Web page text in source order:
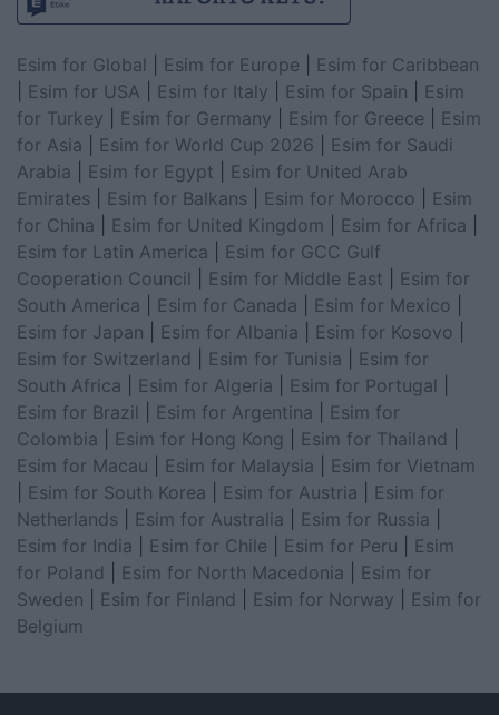
Esim for Global Esim for Europe
Esim for Caribbean
Esim for USA Esim for Italy Esim for Spain
Esim
for Turkey
Esim for Germany Esim for Greece
Esim
for Asia
Esim for World Cup 2026
Esim for Saudi
Arabia
Esim for Egypt
Esim for United Arab
Emirates
Esim for Balkans Esim for Morocco
Esim
for China
Esim for United Kingdom Esim for Africa
Esim for Latin America
Esim for GCC Gulf
Cooperation Council
Esim for Middle East
Esim for
South America
Esim for Canada Esim for Mexico
Esim for Japan
Esim for Albania Esim for Kosovo
Esim for Switzerland
Esim for Tunisia
Esim for
South Africa
Esim for Algeria Esim for Portugal
Esim for Brazil
Esim for Argentina
Esim for
Colombia
Esim for Hong Kong Esim for Thailand
Esim for Macau
Esim for Malaysia
Esim for Vietnam
Esim for South Korea Esim for Austria
Esim for
Netherlands
Esim for Australia Esim for Russia
Esim for India
Esim for Chile Esim for Peru
Esim
for Poland
Esim for North Macedonia
Esim for
Sweden
Esim for Finland Esim for Norway
Esim for
Belgium